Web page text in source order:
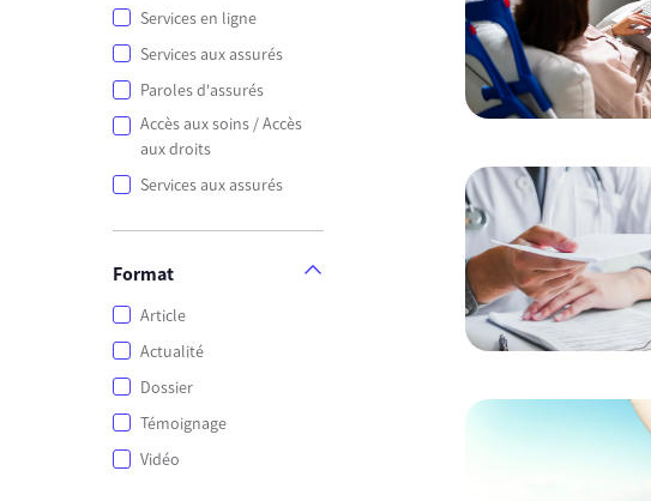
Services en ligne
Services aux assurés
Paroles d'assurés
Accès aux soins / Accès
aux droits
Services aux assurés
Format
Article
Actualité
Dossier
Témoignage
Vidéo